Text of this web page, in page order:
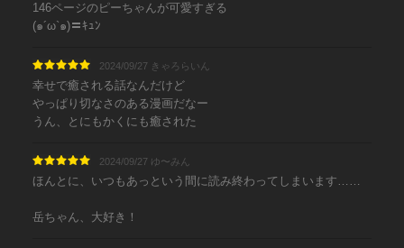
146ページのピーちゃんが可愛すぎる
(๑´ω`๑)〓ｷｭﾝ
2024/09/27 きゃろらいん
幸せで癒される話なんだけど
やっぱり切なさのある漫画だなー
うん、とにもかくにも癒された
2024/09/27 ゆ〜みん
ほんとに、いつもあっという間に読み終わってしまいます……
岳ちゃん、大好き！